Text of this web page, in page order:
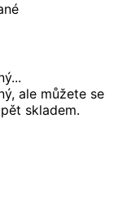
ale můžete se
skladem.